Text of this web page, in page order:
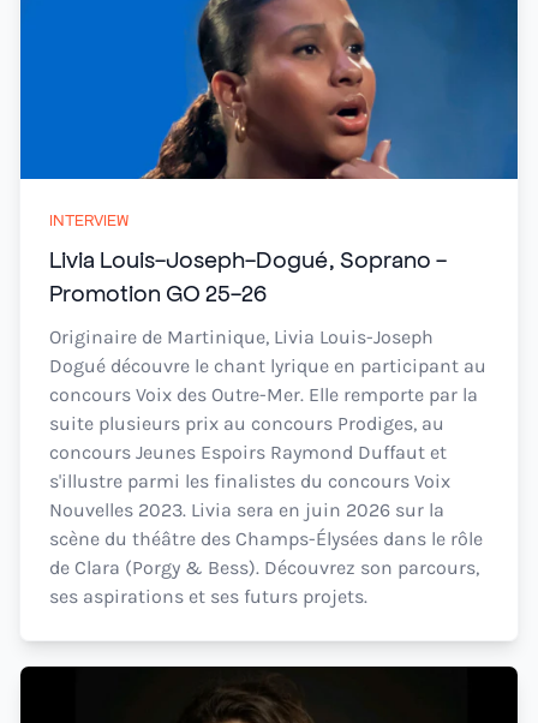
INTERVIEW
Livia Louis-Joseph-Dogué, Soprano -
Promotion GO 25-26
Originaire de Martinique, Livia Louis-Joseph
Dogué découvre le chant lyrique en participant au
concours Voix des Outre-Mer. Elle remporte par la
suite plusieurs prix au concours Prodiges, au
concours Jeunes Espoirs Raymond Duffaut et
s'illustre parmi les finalistes du concours Voix
Nouvelles 2023. Livia sera en juin 2026 sur la
scène du théâtre des Champs-Élysées dans le rôle
de Clara (Porgy & Bess). Découvrez son parcours,
ses aspirations et ses futurs projets.